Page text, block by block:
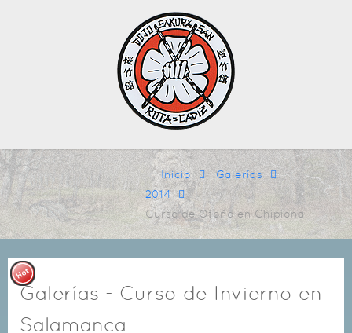
Inicio
Galerías
2014
Curso de Otoño en Chipiona
Galerías - Curso de Invierno en
Salamanca